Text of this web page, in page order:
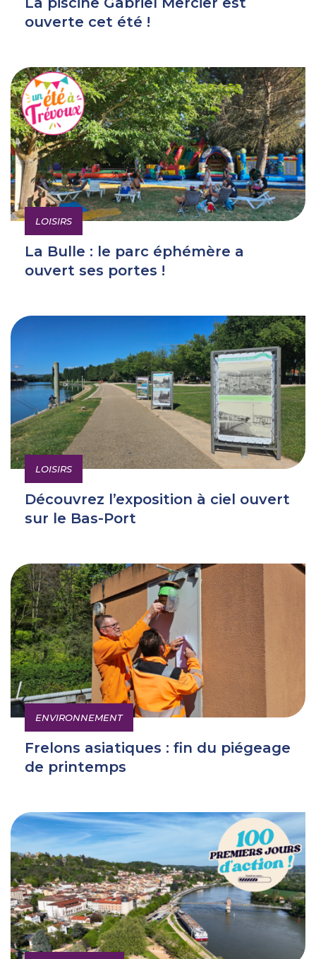
ouverte cet été !
LOISIRS
La Bulle : le parc éphémère a
ouvert ses portes !
LOISIRS
Découvrez l’exposition à ciel ouvert
sur le Bas-Port
ENVIRONNEMENT
Frelons asiatiques : fin du piégeage
de printemps